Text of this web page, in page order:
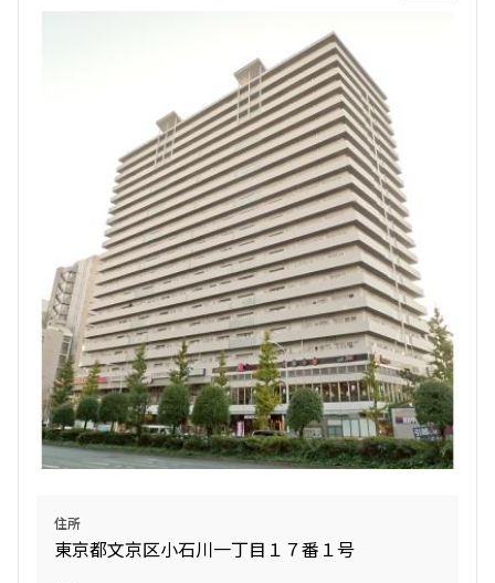
2LDK+SIC＋TR48.86㎡
新築 三井の賃貸 ペット可 フリーレント
お問合せ 追加
9階９０３
305,000円15,000円
1.0ヶ月 無
2LDK+SIC＋TR48.86㎡
新築 三井の賃貸 ペット可 フリーレント
ペット可
お問合せ 追加
3階３０６
215,000円15,000円
1.0ヶ月 無
1LDK＋SIC31.47㎡
三井の賃貸 ペット可
お問合せ 追加
住所
東京都文京区小石川一丁目１７番１号